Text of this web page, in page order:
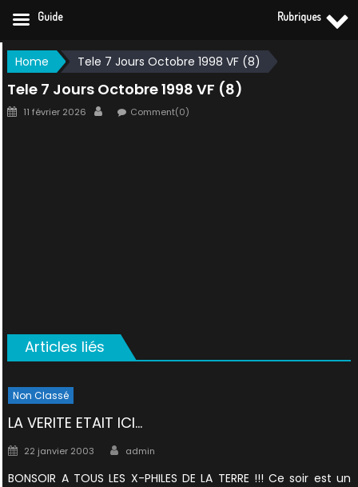
Skip
to
content
Home Tele 7 Jours Octobre 1998 VF (8)
Tele 7 Jours Octobre 1998 VF (8)
Posted
11 février 2026 AuthorComment(0)
Articles liés
Non Classé
LA VERITE ETAIT ICI…
Posted
22 janvier 2003 Author
admin
BONSOIR A TOUS LES X-PHILES DE LA TERRE !!! Ce soir est un
Guide Rubriques